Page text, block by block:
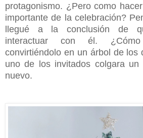
protagonismo. ¿Pero como
importante de la celebración?
llegué a la conclusión de
interactuar con él.
convirtiéndolo en un árbol de los
uno de los invitados colgara
nuevo.